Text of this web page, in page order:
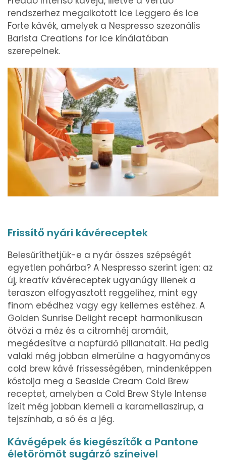
rendszerhez megalkotott Ice Leggero és Ice
Forte kávék, amelyek a Nespresso szezonális
Barista Creations for Ice kínálatában
szerepelnek.
Frissítő nyári kávéreceptek
Belesűríthetjük-e a nyár összes szépségét
egyetlen pohárba? A Nespresso szerint igen: az
új, kreatív kávéreceptek ugyanúgy illenek a
teraszon elfogyasztott reggelihez, mint egy
finom ebédhez vagy egy kellemes estéhez. A
Golden Sunrise Delight recept harmonikusan
ötvözi a méz és a citromhéj aromáit,
megédesítve a napfürdő pillanatait. Ha pedig
valaki még jobban elmerülne a hagyományos
cold brew kávé frissességében, mindenképpen
kóstolja meg a Seaside Cream Cold Brew
receptet, amelyben a Cold Brew Style Intense
ízeit még jobban kiemeli a karamellaszirup, a
tejszínhab, a só és a jég.
Kávégépek és kiegészítők a Pantone
életörömöt sugárzó színeivel